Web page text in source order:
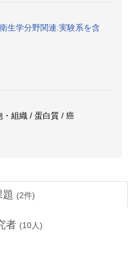
生学分野関連:実験系を含
組織 / 蛋白質 / 癌
題 (2件)
者 (10人)